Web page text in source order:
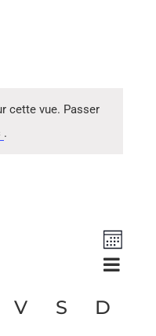
cette vue. Passer
.
de
Mois
V S
D